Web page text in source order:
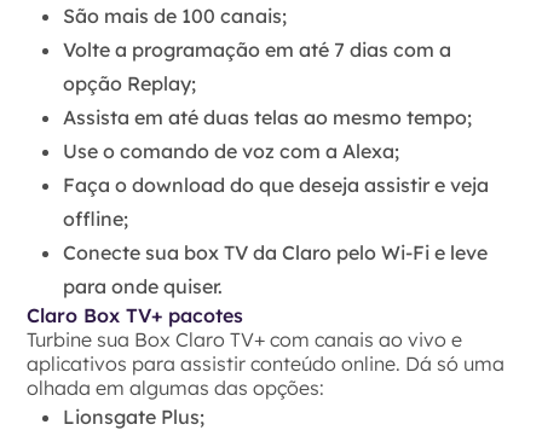
São mais de 100 canais;
Volte a programação em até 7 dias com a
opção Replay;
Assista em até duas telas ao mesmo tempo;
Use o comando de voz com a Alexa;
Faça o download do que deseja assistir e veja
offline;
Conecte sua box TV da Claro pelo Wi-Fi e leve
para onde quiser.
Claro Box TV+ pacotes
Turbine sua Box Claro TV+ com canais ao vivo e
aplicativos para assistir conteúdo online. Dá só uma
olhada em algumas das opções:
Lionsgate Plus;